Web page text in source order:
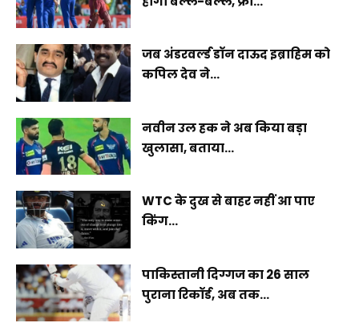
जब अंडरवर्ल्ड डॉन दाऊद इब्राहिम को
कपिल देव ने...
नवीन उल हक ने अब किया बड़ा
खुलासा, बताया...
WTC के दुख से बाहर नहीं आ पाए
किंग...
पाकिस्तानी दिग्गज का 26 साल
पुराना रिकॉर्ड, अब तक...